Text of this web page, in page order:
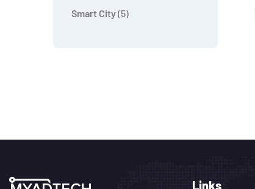
Smart City 5
Links